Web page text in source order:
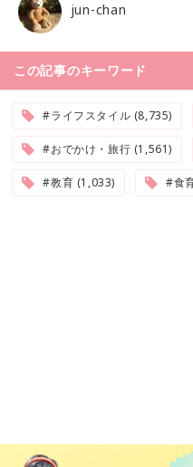
jun-chan
この記事のキーワード
#ライフスタイル (8,735)
#おでかけ・旅行 (1,561)
#教育 (1,033) #食